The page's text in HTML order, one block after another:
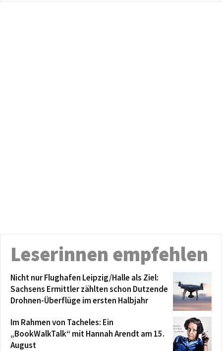
Leserinnen empfehlen
Nicht nur Flughafen Leipzig/Halle als Ziel:
Sachsens Ermittler zählten schon Dutzende
Drohnen-Überflüge im ersten Halbjahr
Im Rahmen von Tacheles: Ein
„BookWalkTalk“ mit Hannah Arendt am 15.
August